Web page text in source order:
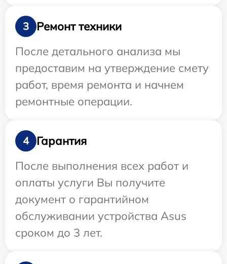
3
Ремонт техники
После детального анализа мы
предоставим на утверждение смету
работ, время ремонта и начнем
ремонтные операции.
4
Гарантия
После выполнения всех работ и
оплаты услуги Вы получите
документ о гарантийном
обслуживании устройства Asus
сроком до 3 лет.